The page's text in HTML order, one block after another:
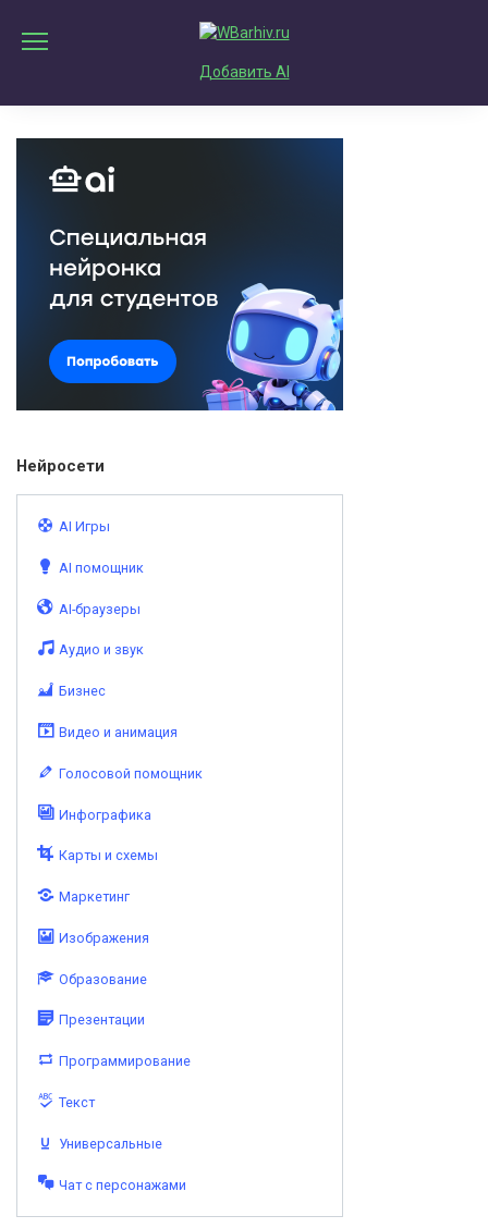
содержанию
Добавить AI
Нейросети
AI Игры
AI помощник
AI-браузеры
Аудио и звук
Бизнес
Видео и анимация
Голосовой помощник
Инфографика
Карты и схемы
Маркетинг
Изображения
Образование
Презентации
Программирование
Текст
Универсальные
Чат с персонажами